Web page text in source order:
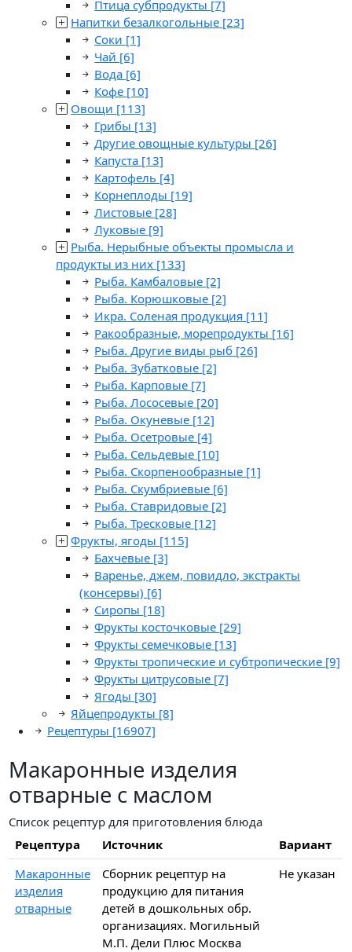
Птица субпродукты [7]
Напитки безалкогольные [23]
Соки [1]
Чай [6]
Вода [6]
Кофе [10]
Овощи [113]
Грибы [13]
Другие овощные культуры [26]
Капуста [13]
Картофель [4]
Корнеплоды [19]
Листовые [28]
Луковые [9]
Рыба. Нерыбные объекты промысла и
продукты из них [133]
Рыба. Камбаловые [2]
Рыба. Корюшковые [2]
Икра. Соленая продукция [11]
Ракообразные, морепродукты [16]
Рыба. Другие виды рыб [26]
Рыба. Зубатковые [2]
Рыба. Карповые [7]
Рыба. Лососевые [20]
Рыба. Окуневые [12]
Рыба. Осетровые [4]
Рыба. Сельдевые [10]
Рыба. Скорпенообразные [1]
Рыба. Скумбриевые [6]
Рыба. Ставридовые [2]
Рыба. Тресковые [12]
Фрукты, ягоды [115]
Бахчевые [3]
Варенье, джем, повидло, экстракты
(консервы) [6]
Сиропы [18]
Фрукты косточковые [29]
Фрукты семечковые [13]
Фрукты тропические и субтропические [9]
Фрукты цитрусовые [7]
Ягоды [30]
Яйцепродукты [8]
Рецептуры [16907]
Макаронные изделия
отварные с маслом
Список рецептур для приготовления блюда
Рецептура
Источник
Вариант
Макаронные
изделия
отварные
Сборник рецептур на
продукцию для питания
детей в дошкольных обр.
организациях. Могильный
М.П. Дели Плюс Москва
Не указан